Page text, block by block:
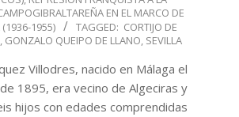
EN EL MARCO DE
(1936-1955)
TAGGED: CORTIJO DE
, GONZALO QUEIPO DE LLANO, SEVILLA
Villodres, nacido en Málaga el
1895, era vecino de Algeciras y
hijos con edades comprendidas